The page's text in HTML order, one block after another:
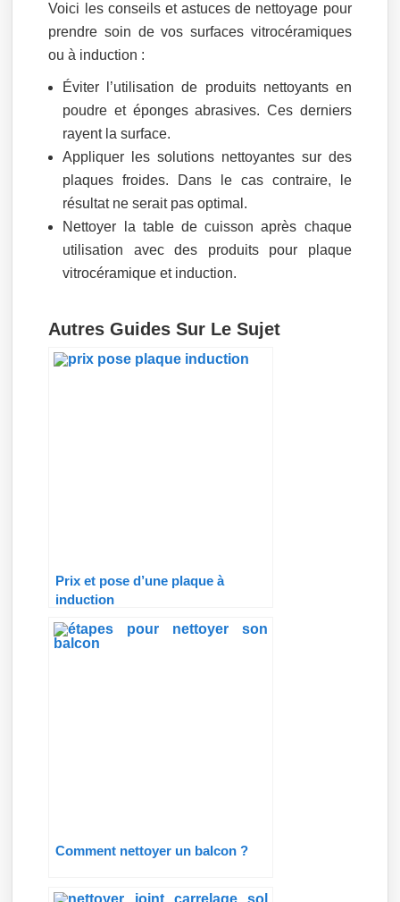
Voici les conseils et astuces de nettoyage pour
prendre soin de vos surfaces vitrocéramiques
ou à induction :
Éviter l’utilisation de produits nettoyants en
poudre et éponges abrasives. Ces derniers
rayent la surface.
Appliquer les solutions nettoyantes sur des
plaques froides. Dans le cas contraire, le
résultat ne serait pas optimal.
Nettoyer la table de cuisson après chaque
utilisation avec des produits pour plaque
vitrocéramique et induction.
Autres Guides Sur Le Sujet
Prix et pose d’une plaque à
induction
Comment nettoyer un balcon ?